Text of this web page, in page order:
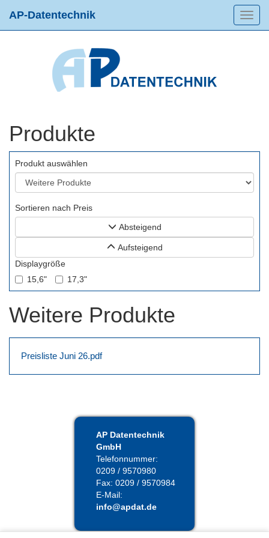
AP-Datentechnik
Produkte
Produkt auswählen
Sortieren nach Preis
Absteigend
Aufsteigend
Displaygröße
15,6"
17,3"
Weitere Produkte
Preisliste Juni 26.pdf
AP Datentechnik
GmbH
Telefonnummer:
0209 / 9570980
Fax: 0209 / 9570984
E-Mail:
info@apdat.de